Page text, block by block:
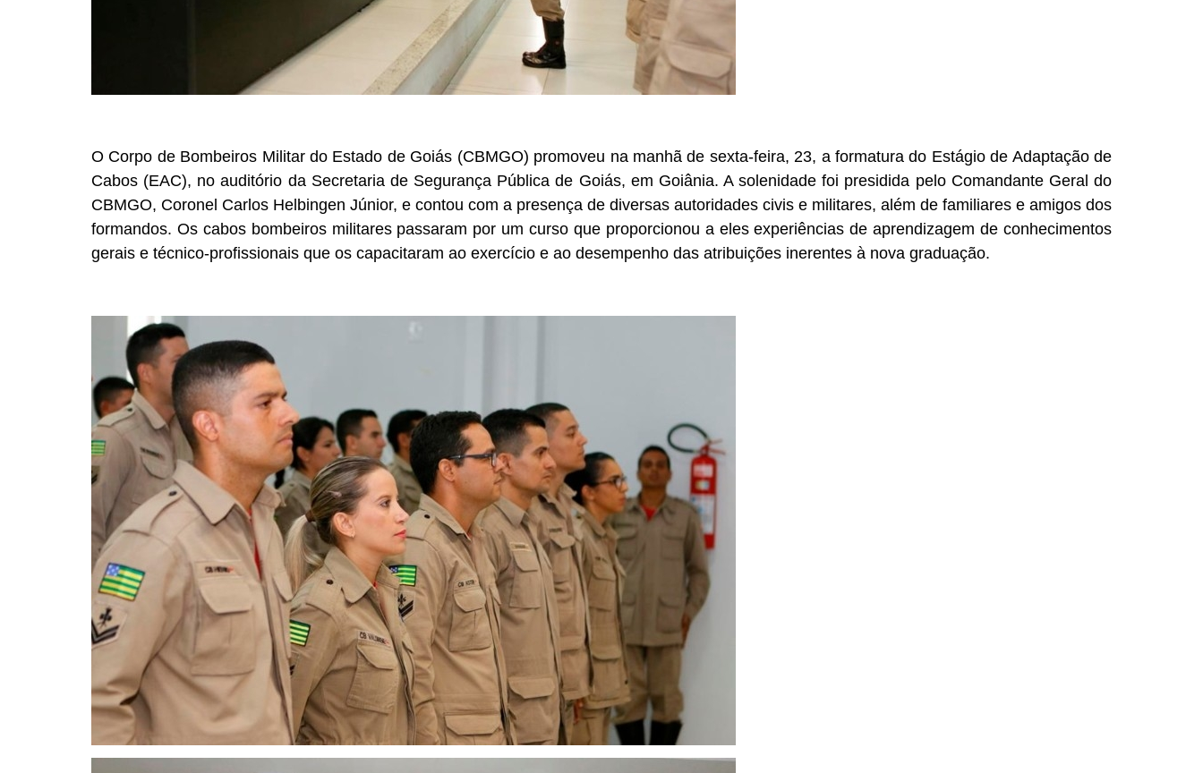
O Corpo de Bombeiros Militar do Estado de Goiás (CBMGO) promoveu na manhã de sexta-feira, 23, a formatura do Estágio de Adaptação de
Cabos (EAC), no auditório da Secretaria de Segurança Pública de Goiás, em Goiânia. A solenidade foi presidida pelo Comandante Geral do
CBMGO, Coronel Carlos Helbingen Júnior, e contou com a presença de diversas autoridades civis e militares, além de familiares e amigos dos
formandos. Os cabos bombeiros militares passaram por um curso que proporcionou a eles experiências de aprendizagem de conhecimentos
gerais e técnico-profissionais que os capacitaram ao exercício e ao desempenho das atribuições inerentes à nova graduação.